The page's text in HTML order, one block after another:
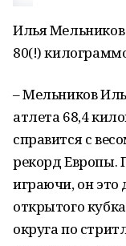
Илья Мельников
80(!)
– Мельников
атлета 68,4
справится с
рекорд Европы.
играючи, он это
открытого
округа по